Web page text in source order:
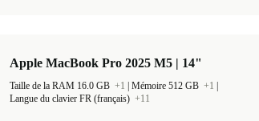
Apple MacBook Pro 2025 M5 | 14"
Taille de la RAM 16.0 GB +1 Mémoire 512 GB +1
Langue du clavier FR (français) +11